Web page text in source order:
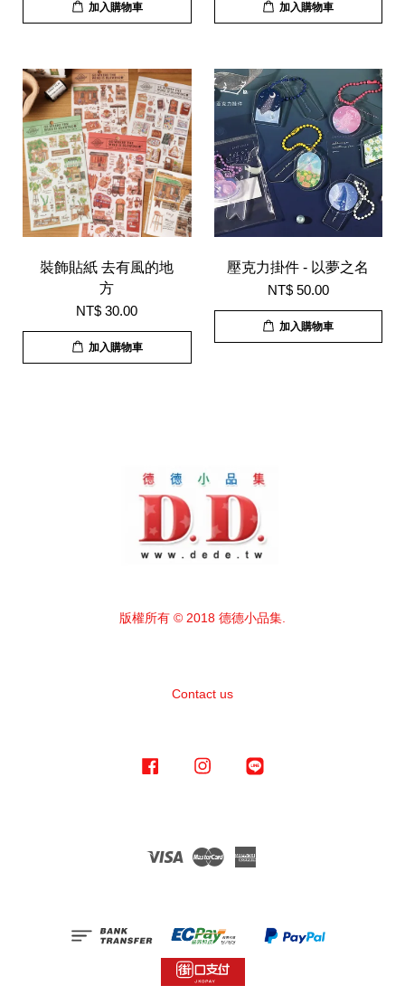
加入購物車 加入購物車
裝飾貼紙 去有風的地
方
NT$ 30.00
加入購物車
壓克力掛件 - 以夢之名
NT$ 50.00
加入購物車
版權所有 © 2018 德德小品集.
Contact us
Facebook Instagram
Visa Master